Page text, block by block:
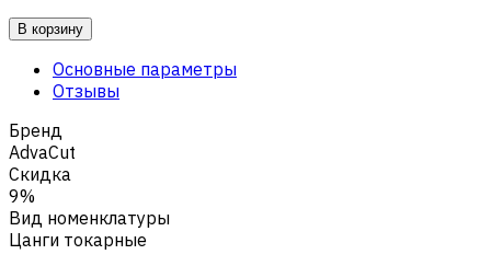
В корзину
Основные параметры
Отзывы
Бренд
AdvaCut
Скидка
9%
Вид номенклатуры
Цанги токарные